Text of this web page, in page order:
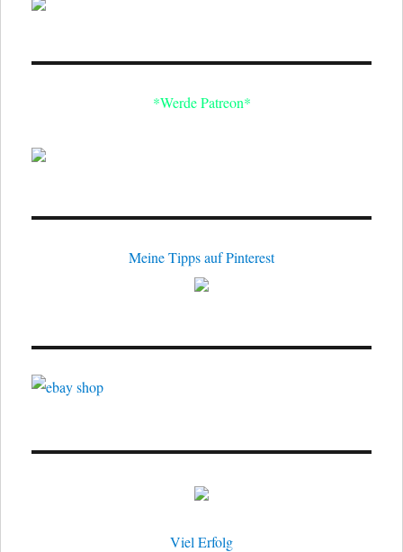
*Werde Patreon*
Meine Tipps auf Pinterest
Viel Erfolg